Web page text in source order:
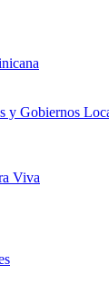
y Gobiernos
Viva